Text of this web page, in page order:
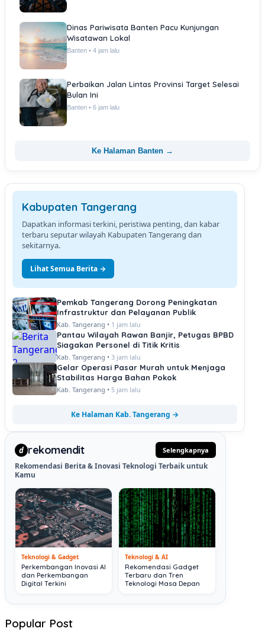
Dinas Pariwisata Banten Pacu Kunjungan
Wisatawan Lokal
Banten • 4 jam lalu
Perbaikan Jalan Lintas Provinsi Target Selesai
Bulan Ini
Banten • 6 jam lalu
Ke Halaman Banten →
Kabupaten Tangerang
Dapatkan informasi terkini, peristiwa penting, dan kabar
terbaru seputar wilayah Kabupaten Tangerang dan
sekitarnya.
Lihat Semua Berita →
Pemkab Tangerang Dorong Peningkatan
Infrastruktur dan Pelayanan Publik
Kab. Tangerang • 1 jam lalu
Pantau Wilayah Rawan Banjir, Petugas BPBD
Siagakan Personel di Titik Kritis
Kab. Tangerang • 3 jam lalu
Gelar Operasi Pasar Murah untuk Menjaga
Stabilitas Harga Bahan Pokok
Kab. Tangerang • 5 jam lalu
Ke Halaman Kab. Tangerang →
d rekomendit Selengkapnya
Rekomendasi Berita & Inovasi Teknologi Terbaik untuk
Kamu
Teknologi & Gadget
Perkembangan Inovasi AI
dan Perkembangan
Digital Terkini
Teknologi & AI
Rekomendasi Gadget
Terbaru dan Tren
Teknologi Masa Depan
Popular Post